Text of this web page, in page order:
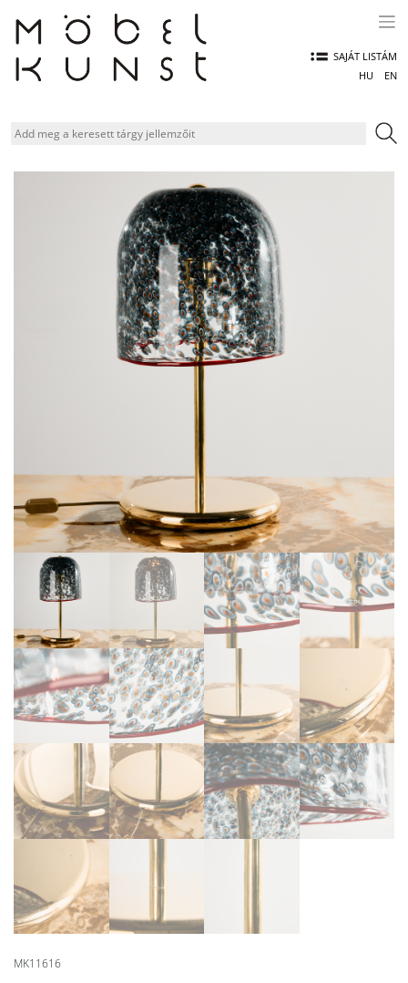
content
SAJÁT LISTÁM
HU
EN
MK11616